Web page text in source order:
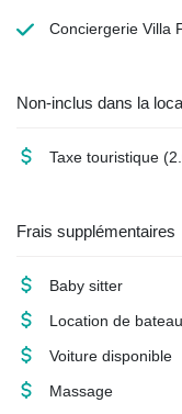
Conciergerie Villa
Non-inclus dans la
Taxe touristique
Frais supplémentaires
Baby sitter
Location de bateau
Voiture disponible
Massage